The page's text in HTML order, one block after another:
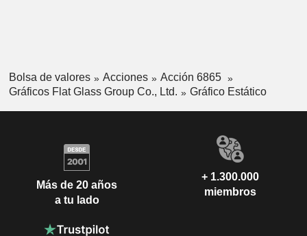
Bolsa de valores Acciones
Acción 6865
Gráficos Flat Glass Group Co., Ltd.
Gráfico Estático
Más de 20 años
a tu lado
+ 1.300.000
miembros